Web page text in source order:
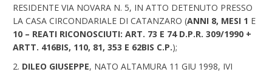
RESIDENTE VIA NOVARA N. 5, IN ATTO DETENUTO PRESSO
LA CASA CIRCONDARIALE DI CATANZARO (ANNI 8, MESI 1 E
10 – REATI RICONOSCIUTI: ART. 73 E 74 D.P.R. 309/1990 +
ARTT. 416BIS, 110, 81, 353 E 62BIS C.P.);
DILEO GIUSEPPE, NATO ALTAMURA 11 GIU 1998, IVI